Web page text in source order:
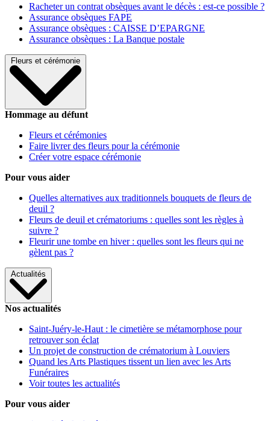
Racheter un contrat obsèques avant le décès : est-ce possible ?
Assurance obsèques FAPE
Assurance obsèques : CAISSE D’EPARGNE
Assurance obsèques : La Banque postale
Fleurs et cérémonie
Hommage au défunt
Fleurs et cérémonies
Faire livrer des fleurs pour la cérémonie
Créer votre espace cérémonie
Pour vous aider
Quelles alternatives aux traditionnels bouquets de fleurs de
deuil ?
Fleurs de deuil et crématoriums : quelles sont les règles à
suivre ?
Fleurir une tombe en hiver : quelles sont les fleurs qui ne
gèlent pas ?
Actualités
Nos actualités
Saint-Juéry-le-Haut : le cimetière se métamorphose pour
retrouver son éclat
Un projet de construction de crématorium à Louviers
Quand les Arts Plastiques tissent un lien avec les Arts
Funéraires
Voir toutes les actualités
Pour vous aider